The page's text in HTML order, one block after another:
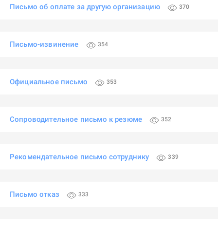
Письмо об оплате за другую организацию 370
Письмо-извинение 354
Официальное письмо 353
Сопроводительное письмо к резюме 352
Рекомендательное письмо сотруднику 339
Письмо отказ 333